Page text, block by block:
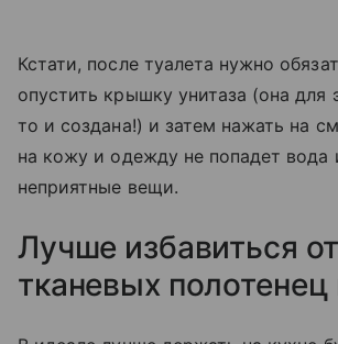
Кстати, после туалета нужно
опустить крышку унитаза (она для
то и создана!) и затем нажать на
на кожу и одежду не попадет вода
неприятные вещи.
Лучше избавиться от
тканевых полотенец